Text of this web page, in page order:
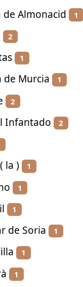
de Almonacid 1
2
1
de Murcia 1
2
Infantado 2
la ) 1
1
1
de Soria 1
1
1